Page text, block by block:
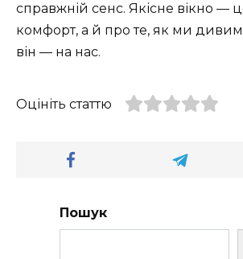
справжній сенс. Якісне вікно —
комфорт, а й про те, як ми
він — на нас.
Оцініть статтю
Пошук